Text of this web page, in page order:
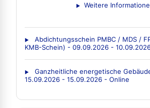
Weitere
Abdichtungsschein PMBC / MDS /
KMB-Schein) - 09.09.2026 -
Ganzheitliche energetische
15.09.2026 - 15.09.2026 - Online